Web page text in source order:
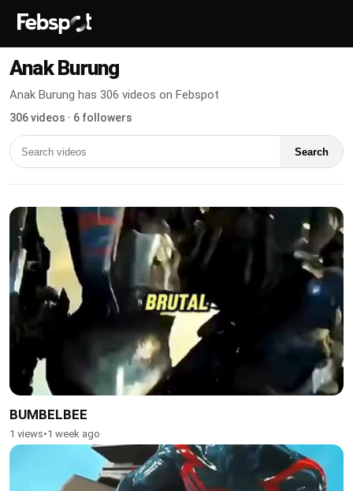
Anak Burung
Anak Burung has 306 videos on Febspot
306 videos · 6 followers
Search
BUMBELBEE
1 views•1 week ago